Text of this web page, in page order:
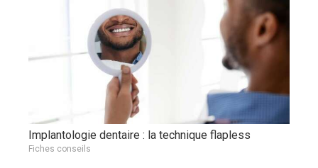
Implantologie dentaire : la technique flapless
Fiches conseils